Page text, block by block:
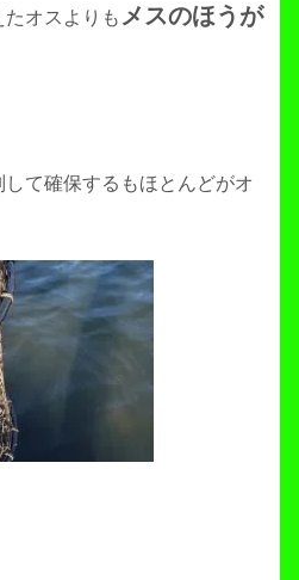
たオスよりも メスのほうが
て確保するもほとんどがオ